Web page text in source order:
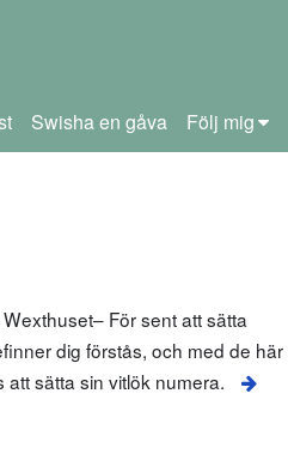
Swisha en gåva Följ mig
För sent att sätta
dig förstås, och med de här
sätta sin vitlök numera.